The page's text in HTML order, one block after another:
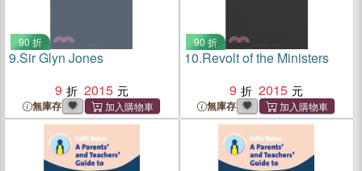
90 折
9.Sir Glyn Jones
9
2015
無庫存
90 折
10.Revolt of the Ministers
9
2015
無庫存